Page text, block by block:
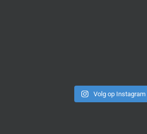
Volg op Instagram